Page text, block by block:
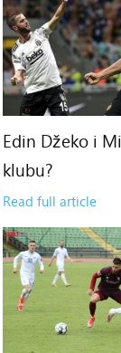
Edin Džeko i
klubu?
Read full article